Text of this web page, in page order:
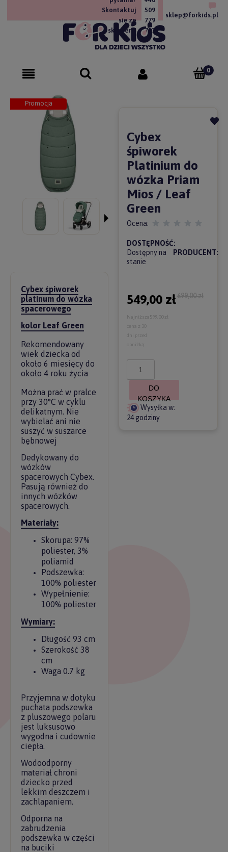
Skontaktuj
się ze
sklepem!
509
779
757
sklep@forkids.pl
Promocja
Cybex śpiworek
platinum do wózka
spacerowego
kolor Leaf Green
Rekomendowany
wiek dziecka od
około 6 miesięcy do
około 4 roku życia
Można prać w pralce
przy 30°C w cyklu
delikatnym. Nie
wybielać ani nie
suszyć w suszarce
bębnowej
Dedykowany do
wózków
spacerowych Cybex.
Pasują również do
innych wózków
spacerowych.
Materiały:
Skorupa: 97%
poliester, 3%
poliamid
Podszewka:
100% poliester
Wypełnienie:
100% poliester
Wymiary:
Długość 93 cm
Szerokość 38
cm
Waga 0.7 kg
Przyjemna w dotyku
puchata podszewka
z pluszowego polaru
jest luksusowo
wygodna i cudownie
ciepła.
Wodoodporny
materiał chroni
dziecko przed
lekkim deszczem i
zachlapaniem.
Odporna na
zabrudzenia
podszewka w części
na buciki
Cybex
śpiworek
Platinium do
wózka Priam
Mios / Leaf
Green
Ocena:
DOSTĘPNOŚĆ:
Dostępny na
stanie
PRODUCENT:
549,00 zł699,00 zł
Najniższa
cena z 30
dni przed
obniżką:
599,00 zł
DO
KOSZYKA
Wysyłka w:
24 godziny